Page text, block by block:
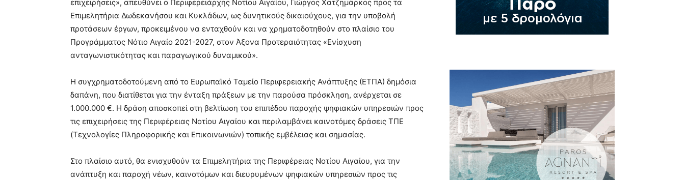
επιχειρήσεις», απευθύνει ο Περιφερειάρχης Νοτίου Αιγαίου, Γιώργος Χατζημάρκος προς τα
Επιμελητήρια Δωδεκανήσου και Κυκλάδων, ως δυνητικούς δικαιούχους, για την υποβολή
προτάσεων έργων, προκειμένου να ενταχθούν και να χρηματοδοτηθούν στο πλαίσιο του
Προγράμματος Νότιο Αιγαίο 2021-2027, στον Άξονα Προτεραιότητας «Ενίσχυση
ανταγωνιστικότητας και παραγωγικού δυναμικού».
Η συγχρηματοδοτούμενη από το Ευρωπαϊκό Ταμείο Περιφερειακής Ανάπτυξης (ΕΤΠΑ) δημόσια
δαπάνη, που διατίθεται για την ένταξη πράξεων με την παρούσα πρόσκληση, ανέρχεται σε
1.000.000 €. Η δράση αποσκοπεί στη βελτίωση του επιπέδου παροχής ψηφιακών υπηρεσιών προς
τις επιχειρήσεις της Περιφέρειας Νοτίου Αιγαίου και περιλαμβάνει καινοτόμες δράσεις ΤΠΕ
(Τεχνολογίες Πληροφορικής και Επικοινωνιών) τοπικής εμβέλειας και σημασίας.
Στο πλαίσιο αυτό, θα ενισχυθούν τα Επιμελητήρια της Περιφέρειας Νοτίου Αιγαίου, για την
ανάπτυξη και παροχή νέων, καινοτόμων και διευρυμένων ψηφιακών υπηρεσιών προς τις